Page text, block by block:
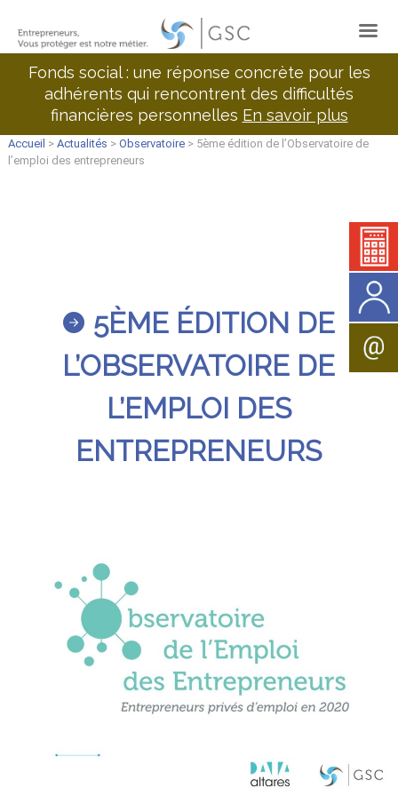
Fonds social : une réponse concrète pour les
adhérents qui rencontrent des difficultés
financières personnelles En savoir plus
Accueil > Actualités > Observatoire> 5ème édition de l’Observatoire de
l’emploi des entrepreneurs
5ÈME ÉDITION DE
L’OBSERVATOIRE DE
L’EMPLOI DES
ENTREPRENEURS